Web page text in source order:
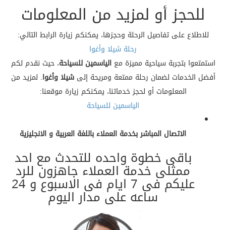
للحجز أو لمزيد من المعلومات
للاطلاع على تفاصيل الرحلة وحجزها، يمكنكم زيارة الرابط التالي:
رحلة شيلا وأغوا
استمتعوا بتجربة سياحية مميزة معالياسمين للسياحة، حيث نقدم لكم
أفضل الخدمات لضمان رحلة ممتعة ومريحة إلىشيلا وأغوا. لمزيد من
المعلومات أو لحجز خدماتنا، يمكنكم زيارة موقعنا:
الياسمين للسياحة
الاتصال المباشر بخدمة العملاء باللغة العربية و الانجليزية
باقى خطوة واحده للتحدث مع احد
ممثلى خدمة العملاء جاهزون للرد
عليكم فى 7 ايام فى الاسبوع و 24
ساعه على مدار اليوم